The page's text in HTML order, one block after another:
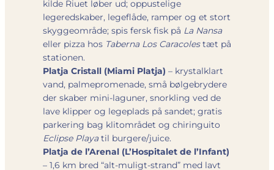
kilde Riuet løber ud; oppustelige
legeredskaber, legeflåde, ramper og et stort
skyggeområde; spis fersk fisk på La Nansa
eller pizza hos Taberna Los Caracolestæt på
stationen.
Platja Cristall (Miami Platja) – krystalklart
vand, palme­promenade, små bølgebrydere
der skaber mini-laguner, snorkling ved de
lave klipper og legeplads på sandet; gratis
parkering bag klitområdet og chiringuito
Eclipse Playatil burgere/juice.
Platja de l’Arenal (L’Hospitalet de l’Infant)
– 1,6 km bred “alt-muligt-strand” med lavt